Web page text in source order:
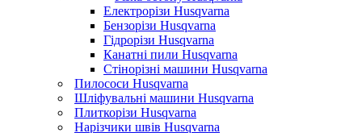
Електрорізи Husqvarna
Бензорізи Husqvarna
Гідрорізи Husqvarna
Канатні пили Husqvarna
Стінорізні машини Husqvarna
Пилососи Husqvarna
Шліфувальні машини Husqvarna
Плиткорізи Husqvarna
Нарізчики швів Husqvarna